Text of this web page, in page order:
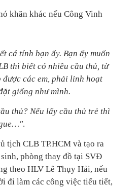
khăn khác nếu Công Vinh
cá tính bạn ấy. Bạn ấy muốn
thì biết có nhiều cầu thủ, từ
các em, phải linh hoạt
giống như mình.
thủ? Nếu lấy cầu thủ trẻ thì
.
tịch CLB TP.HCM và tạo ra
phòng thay đồ tại SVĐ
theo HLV Lê Thụy Hải, nếu
đi làm các công việc tiểu tiết,